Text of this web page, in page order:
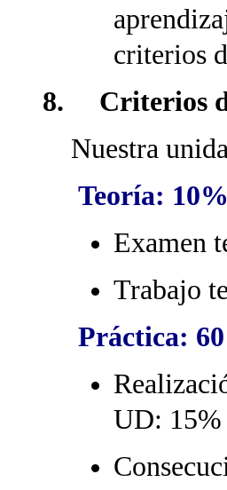
criterios
8. Criterios
Nuestra
Teoría: 10%
Examen
Trabajo
Práctica:
UD: 15%